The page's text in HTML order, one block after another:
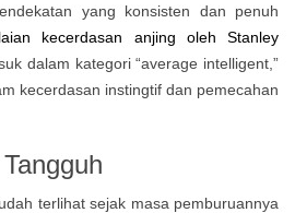
yang konsisten dan penuh
kecerdasan anjing oleh Stanley
dalam kategori “average intelligent,”
kecerdasan instingtif dan pemecahan
terlihat sejak masa pemburuannya